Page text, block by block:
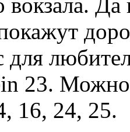
23. Можно
16, 24, 25.